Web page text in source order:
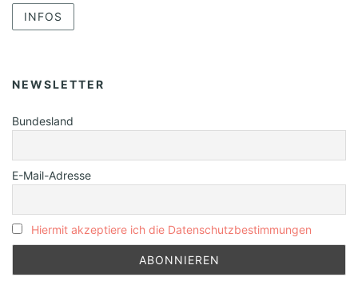
INFOS
NEWSLETTER
Bundesland
E-Mail-Adresse
Hiermit akzeptiere ich die Datenschutzbestimmungen